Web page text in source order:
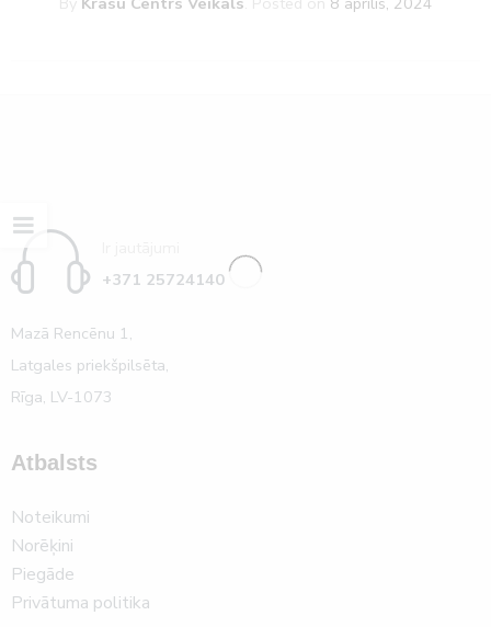
+371 25724140
Mazā Rencēnu 1,
Latgales priekšpilsēta,
Rīga, LV-1073
Atbalsts
Noteikumi
Norēķini
Piegāde
Privātuma politika